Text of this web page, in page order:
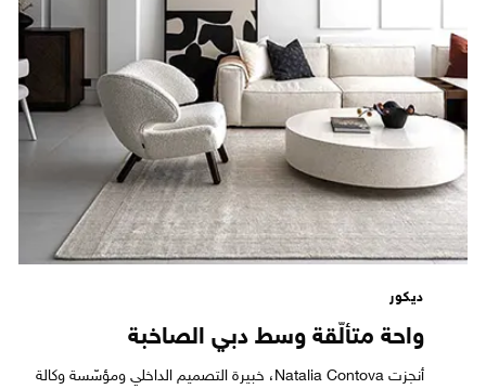
ديكور
واحة متألّقة وسط دبي الصاخبة
أنجزت Natalia Contova، خبيرة التصميم الداخلي ومؤسّسة وكالة